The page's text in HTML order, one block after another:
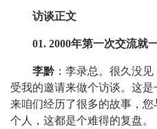
访谈正文
01. 2000年第一次交流就
李黔：李录总。很久没
受我的邀请来做个访谈。这
来咱们经历了很多的故事，
个人，这都是个难得的复盘。